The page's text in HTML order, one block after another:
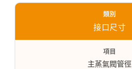
接口尺寸
主蒸氣閥管徑